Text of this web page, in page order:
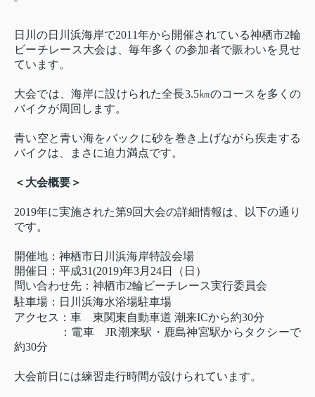
日川の日川浜海岸で2011年から開催されている神栖市2輪
ビーチレース大会は、毎年多くの参加者で賑わいを見せ
ています。
大会では、海岸に設けられた全長3.5㎞のコースを多くの
バイクが周回します。
青い空と青い海をバックに砂を巻き上げながら疾走する
バイクは、まさに迫力満点です。
＜大会概要＞
2019年に実施された第9回大会の詳細情報は、以下の通り
です。
開催地：神栖市日川浜海岸特設会場
開催日：平成31(2019)年3月24日（日）
問い合わせ先：神栖市2輪ビーチレース実行委員会
駐車場：日川浜海水浴場駐車場
アクセス：車 東関東自動車道 潮来ICから約30分
：電車 JR潮来駅・鹿島神宮駅からタクシーで
約30分
大会前日には練習走行時間が設けられています。